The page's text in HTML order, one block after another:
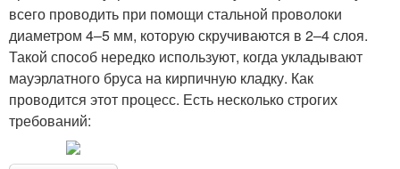
всего проводить при помощи стальной проволоки
диаметром 4–5 мм, которую скручиваются в 2–4 слоя.
Такой способ нередко используют, когда укладывают
мауэрлатного бруса на кирпичную кладку. Как
проводится этот процесс. Есть несколько строгих
требований: